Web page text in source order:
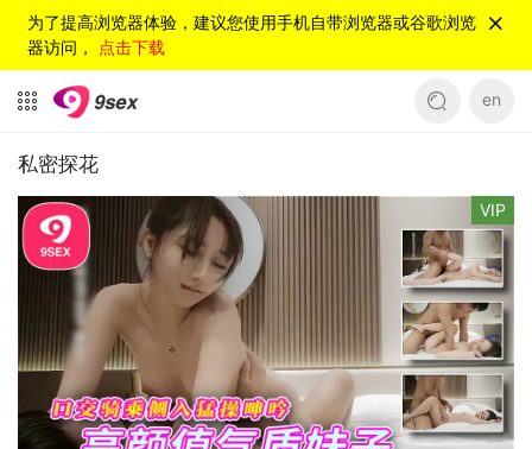
为了提高浏览器体验，建议您使用手机自带浏览器或谷歌浏览
器访问， 点击下载
en
私密探花
VIP